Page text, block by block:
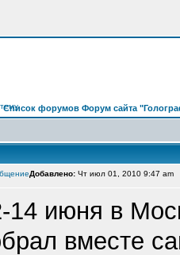
Список форумов Форум сайта
Добавлено: Чт июл 01, 2010 9:47 am
14 июня в
вместе